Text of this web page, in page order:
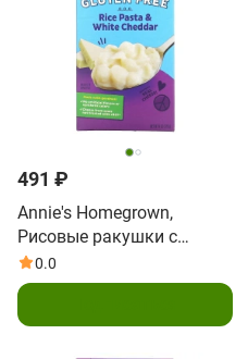
491 ₽
Annie's Homegrown,
Рисовые ракушки с
густым белым чеддером,
макароны с сыром, 6
0.0